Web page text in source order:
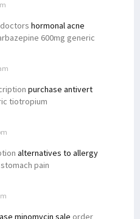
hormonal acne
600mg generic
purchase antivert
tiotropium
alternatives to allergy
pain
minomycin sale order